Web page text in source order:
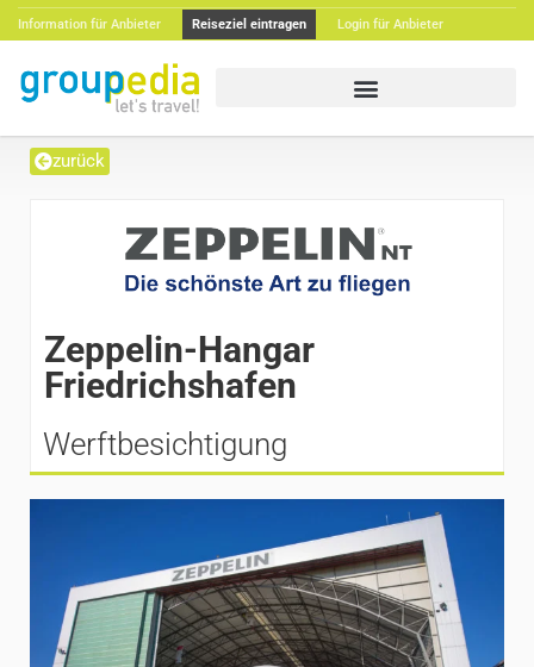
Information für Anbieter Reiseziel eintragen Login für Anbieter
zurück
Zeppelin-Hangar
Friedrichshafen
Werftbesichtigung